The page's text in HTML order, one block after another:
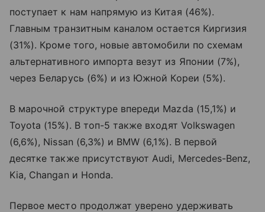
поступает к нам напрямую из Китая (46%).
Главным транзитным каналом остается Киргизия
(31%). Кроме того, новые автомобили по схемам
альтернативного импорта везут из Японии (7%),
через Беларусь (6%) и из Южной Кореи (5%).
В марочной структуре впереди Mazda (15,1%) и
Toyota (15%). В топ-5 также входят Volkswagen
(6,6%), Nissan (6,3%) и BMW (6,1%). В первой
десятке также присутствуют Audi, Mercedes-Benz,
Kia, Changan и Honda.
Первое место продолжат уверено удерживать